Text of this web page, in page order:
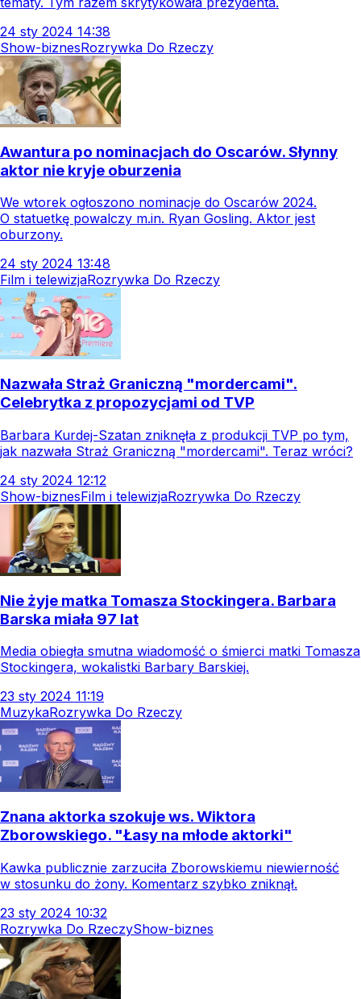
24 sty 2024 14:38
Show-biznesRozrywka Do Rzeczy
Awantura po nominacjach do Oscarów. Słynny
aktor nie kryje oburzenia
We wtorek ogłoszono nominacje do Oscarów 2024.
O statuetkę powalczy m.in. Ryan Gosling. Aktor jest
oburzony.
24 sty 2024 13:48
Film i telewizjaRozrywka Do Rzeczy
Nazwała Straż Graniczną "mordercami".
Celebrytka z propozycjami od TVP
Barbara Kurdej-Szatan zniknęła z produkcji TVP po tym,
jak nazwała Straż Graniczną "mordercami". Teraz wróci?
24 sty 2024 12:12
Show-biznesFilm i telewizjaRozrywka Do Rzeczy
Nie żyje matka Tomasza Stockingera. Barbara
Barska miała 97 lat
Media obiegła smutna wiadomość o śmierci matki Tomasza
Stockingera, wokalistki Barbary Barskiej.
23 sty 2024 11:19
MuzykaRozrywka Do Rzeczy
Znana aktorka szokuje ws. Wiktora
Zborowskiego. "Łasy na młode aktorki"
Kawka publicznie zarzuciła Zborowskiemu niewierność
w stosunku do żony. Komentarz szybko zniknął.
23 sty 2024 10:32
Rozrywka Do RzeczyShow-biznes